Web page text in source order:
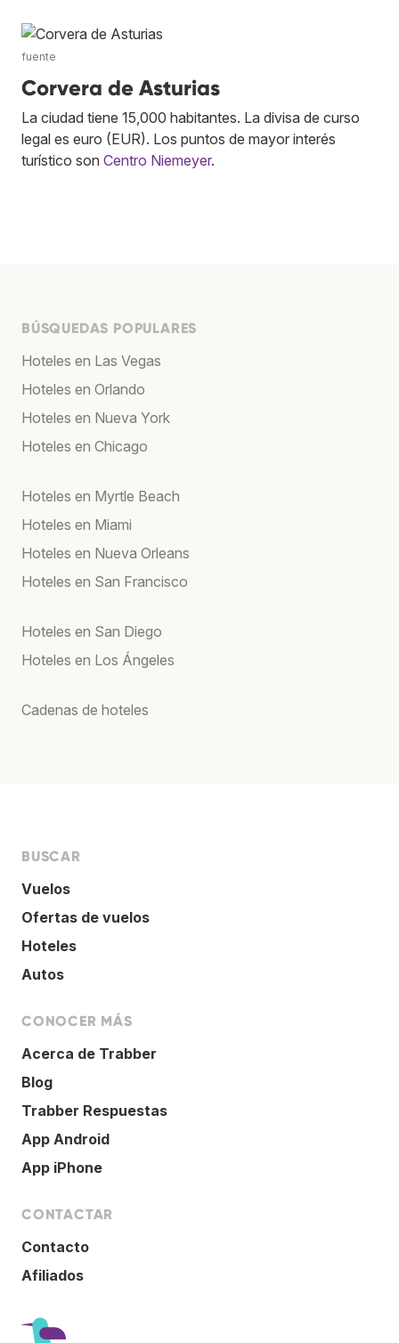
fuente
Corvera de Asturias
La ciudad tiene 15,000 habitantes. La divisa de curso
legal es euro (EUR). Los puntos de mayor interés
turístico son Centro Niemeyer.
BÚSQUEDAS POPULARES
Hoteles en Las Vegas
Hoteles en Orlando
Hoteles en Nueva York
Hoteles en Chicago
Hoteles en Myrtle Beach
Hoteles en Miami
Hoteles en Nueva Orleans
Hoteles en San Francisco
Hoteles en San Diego
Hoteles en Los Ángeles
Cadenas de hoteles
BUSCAR
Vuelos
Ofertas de vuelos
Hoteles
Autos
CONOCER MÁS
Acerca de Trabber
Blog
Trabber Respuestas
App Android
App iPhone
CONTACTAR
Contacto
Afiliados